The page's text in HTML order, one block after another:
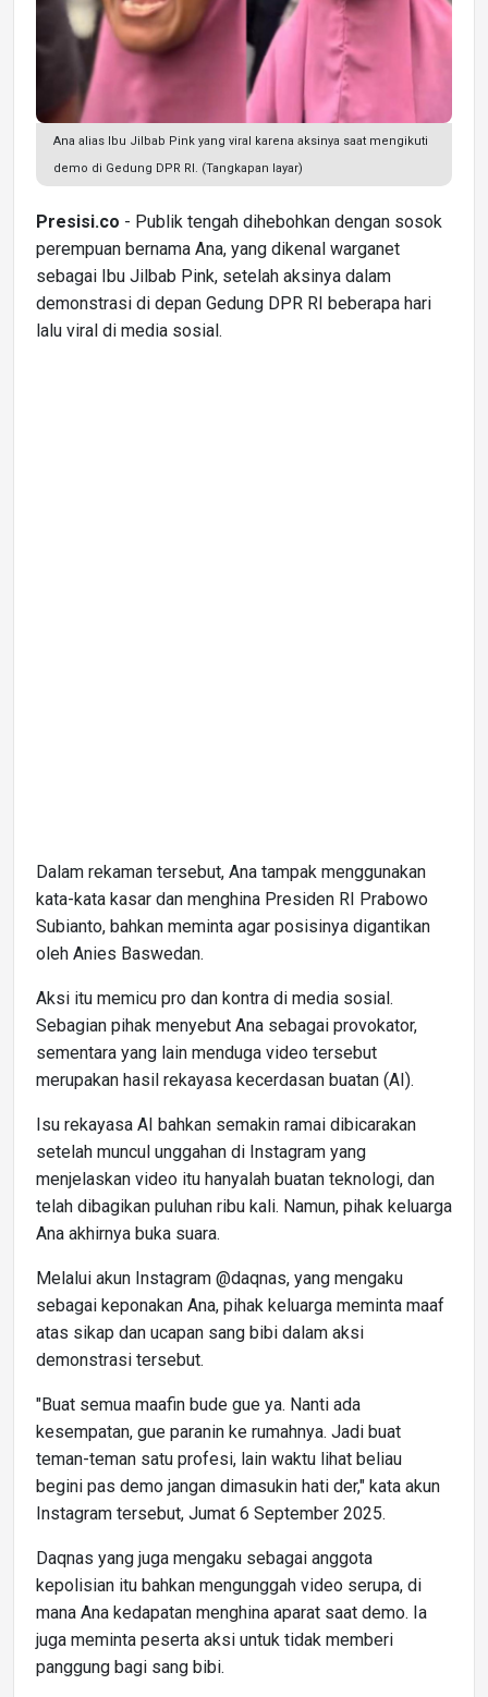
Ana alias Ibu Jilbab Pink yang viral karena aksinya saat mengikuti
demo di Gedung DPR RI. (Tangkapan layar)
Presisi.co - Publik tengah dihebohkan dengan sosok
perempuan bernama Ana, yang dikenal warganet
sebagai Ibu Jilbab Pink, setelah aksinya dalam
demonstrasi di depan Gedung DPR RI beberapa hari
lalu viral di media sosial.
Dalam rekaman tersebut, Ana tampak menggunakan
kata-kata kasar dan menghina Presiden RI Prabowo
Subianto, bahkan meminta agar posisinya digantikan
oleh Anies Baswedan.
Aksi itu memicu pro dan kontra di media sosial.
Sebagian pihak menyebut Ana sebagai provokator,
sementara yang lain menduga video tersebut
merupakan hasil rekayasa kecerdasan buatan (AI).
Isu rekayasa AI bahkan semakin ramai dibicarakan
setelah muncul unggahan di Instagram yang
menjelaskan video itu hanyalah buatan teknologi, dan
telah dibagikan puluhan ribu kali. Namun, pihak keluarga
Ana akhirnya buka suara.
Melalui akun Instagram @daqnas, yang mengaku
sebagai keponakan Ana, pihak keluarga meminta maaf
atas sikap dan ucapan sang bibi dalam aksi
demonstrasi tersebut.
"Buat semua maafin bude gue ya. Nanti ada
kesempatan, gue paranin ke rumahnya. Jadi buat
teman-teman satu profesi, lain waktu lihat beliau
begini pas demo jangan dimasukin hati der," kata akun
Instagram tersebut, Jumat 6 September 2025.
Daqnas yang juga mengaku sebagai anggota
kepolisian itu bahkan mengunggah video serupa, di
mana Ana kedapatan menghina aparat saat demo. Ia
juga meminta peserta aksi untuk tidak memberi
panggung bagi sang bibi.